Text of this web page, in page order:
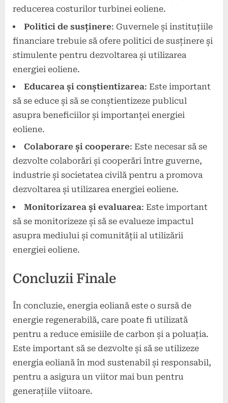
reducerea costurilor turbinei eoliene.
Politici de susținere: Guvernele și instituțiile
financiare trebuie să ofere politici de susținere și
stimulente pentru dezvoltarea și utilizarea
energiei eoliene.
Educarea și conștientizarea: Este important
să se educe și să se conștientizeze publicul
asupra beneficiilor și importanței energiei
eoliene.
Colaborare și cooperare: Este necesar să se
dezvolte colaborări și cooperări între guverne,
industrie și societatea civilă pentru a promova
dezvoltarea și utilizarea energiei eoliene.
Monitorizarea și evaluarea: Este important
să se monitorizeze și să se evalueze impactul
asupra mediului și comunității al utilizării
energiei eoliene.
Concluzii Finale
În concluzie, energia eoliană este o sursă de
energie regenerabilă, care poate fi utilizată
pentru a reduce emisiile de carbon și a poluația.
Este important să se dezvolte și să se utilizeze
energia eoliană în mod sustenabil și responsabil,
pentru a asigura un viitor mai bun pentru
generațiile viitoare.